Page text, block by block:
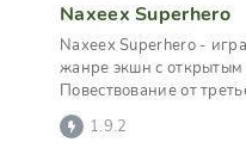
Naxeex Superhero
Naxeex Superhero -
жанре экшн с
Повествование от
лица. Геймер управляет
могучим
1.9.2